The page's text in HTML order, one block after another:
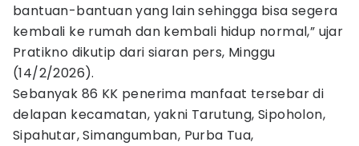
bantuan-bantuan yang lain sehingga bisa segera
kembali ke rumah dan kembali hidup normal,” ujar
Pratikno dikutip dari siaran pers, Minggu
(14/2/2026).
Sebanyak 86 KK penerima manfaat tersebar di
delapan kecamatan, yakni Tarutung, Sipoholon,
Sipahutar, Simangumban, Purba Tua,